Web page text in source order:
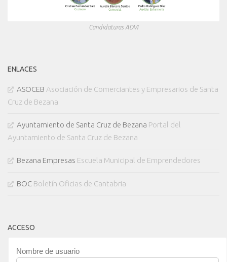
Candidaturas ADVI
ENLACES
ASOCEB Asociación de Comerciantes y Empresarios de Santa
Cruz de Bezana
Ayuntamiento de Santa Cruz de Bezana Portal del
Ayuntamiento de Santa Cruz de Bezana
Bezana Empresas Escuela Municipal de Emprendedores
BOC Boletín Oficias de Cantabria
ACCESO
Nombre de usuario